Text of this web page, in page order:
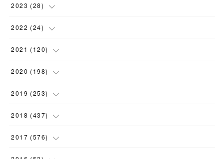
(1)
(1 )
(1)
( 1 )
2023 (28)
(2)
(1)
(1)
(2 )
2022 (24)
(5)
(2)
(2)
( 1 )
2021 (120)
(12)
(3)
(1)
(9)
2020 (198)
(12)
(11)
(12)
(22
2019 (253)
(14)
(27)
(22
2018 (437)
(23)
2017 (576)